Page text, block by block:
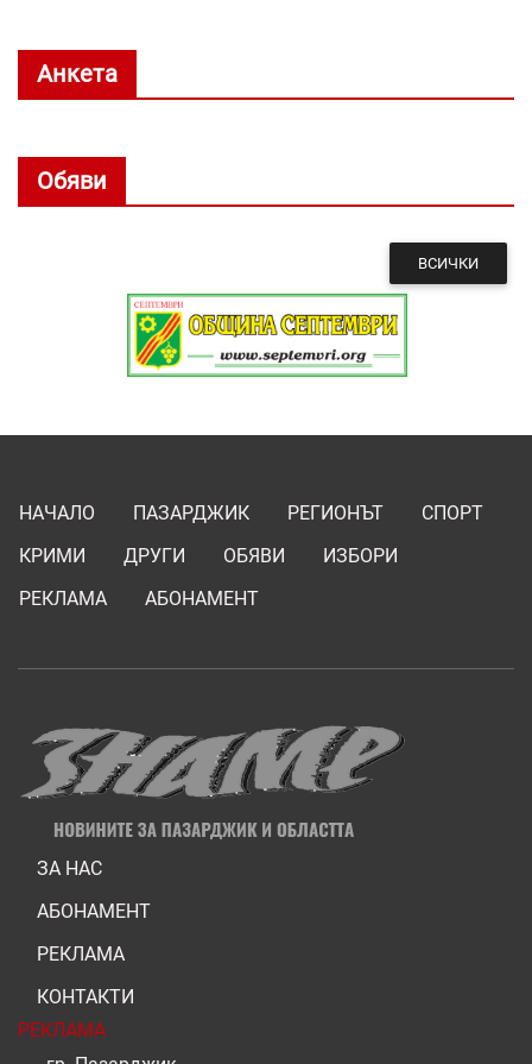
Анкета
Обяви
ВСИЧКИ
НАЧАЛО ПАЗАРДЖИК РЕГИОНЪТ
СПОРТ
КРИМИ
ДРУГИ ОБЯВИ
ИЗБОРИ
РЕКЛАМА
АБОНАМЕНТ
ЗА НАС
АБОНАМЕНТ
РЕКЛАМА
КОНТАКТИ
РЕКЛАМА